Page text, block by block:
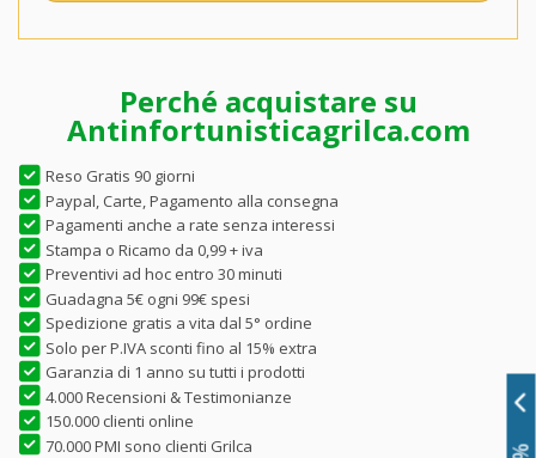
Perché acquistare su
Antinfortunisticagrilca.com
Reso Gratis 90 giorni
Paypal, Carte, Pagamento alla consegna
Pagamenti anche a rate senza interessi
Stampa o Ricamo da 0,99 + iva
Preventivi ad hoc entro 30 minuti
Guadagna 5€ ogni 99€ spesi
Spedizione gratis a vita dal 5° ordine
Solo per P.IVA sconti fino al 15% extra
Garanzia di 1 anno su tutti i prodotti
4.000 Recensioni & Testimonianze
150.000 clienti online
70.000 PMI sono clienti Grilca